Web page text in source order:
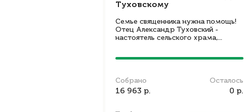
Туховскому
Семье священника нужна помощь!
Отец Александр Туховский -
настоятель сельского храма,...
Собрано
16 963 р.
Осталось
0 р.